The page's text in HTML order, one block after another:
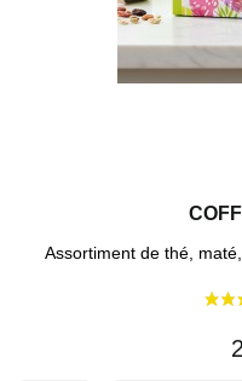
Assortiment de thé,